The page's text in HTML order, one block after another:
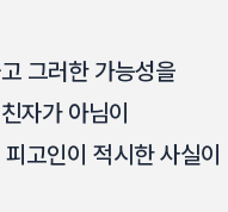
그러한 가능성을
자가 아님이
고인이 적시한 사실이